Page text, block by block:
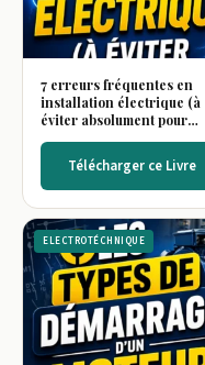
7 erreurs fréquentes en
installation électrique (à
éviter absolument pour
Télécharger ce Livre
ELECTROTÉCHNIQUE